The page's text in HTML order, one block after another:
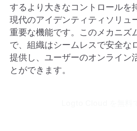
するより大きなコントロールを
現代のアイデンティティソリュ
重要な機能です。このメカニズ
で、組織はシームレスで安全な
提供し、ユーザーのオンライン
とができます。